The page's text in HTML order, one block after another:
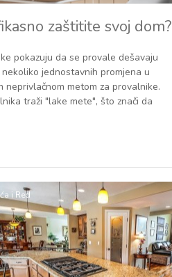
zaštitite svoj dom?
pokazuju da se provale dešavaju
jednostavnih promjena u
metom za provalnike.
traži "lake mete", što znači da
i Red